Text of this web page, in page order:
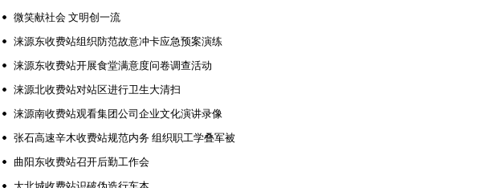
微笑献社会 文明创一流
涞源东收费站组织防范故意冲卡应急预案演练
涞源东收费站开展食堂满意度问卷调查活动
涞源北收费站对站区进行卫生大清扫
涞源南收费站观看集团公司企业文化演讲录像
张石高速辛木收费站规范内务 组织职工学叠军被
曲阳东收费站召开后勤工作会